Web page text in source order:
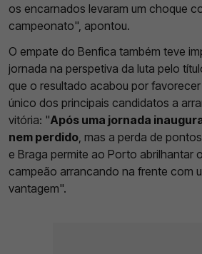
os encarnados levaram um choque
campeonato", apontou.
O empate do Benfica também teve
jornada na perspetiva da luta pelo
que o resultado acabou por
único dos principais candidatos a
vitória: "Após uma jornada
nem perdido , mas a perda de
e Braga permite ao Porto abrilhantar
campeão arrancando na frente com
vantagem".